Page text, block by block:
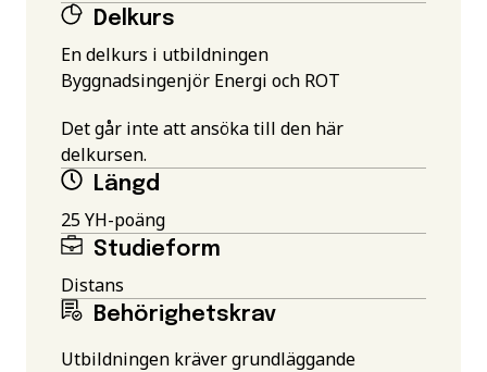
Delkurs
En delkurs i utbildningen
Byggnadsingenjör Energi och ROT
Det går inte att ansöka till den här
delkursen.
Längd
25 YH-poäng
Studieform
Distans
Behörighetskrav
Utbildningen kräver grundläggande